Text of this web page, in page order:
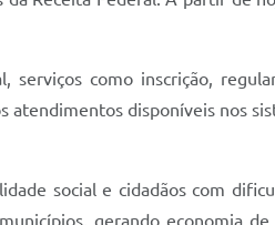
como inscrição,
atendimentos disponíveis nos
social e cidadãos com
gerando economia